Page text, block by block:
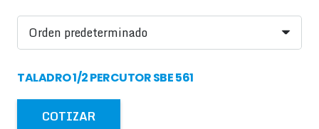
TALADRO 1/2 PERCUTOR SBE 561
COTIZAR